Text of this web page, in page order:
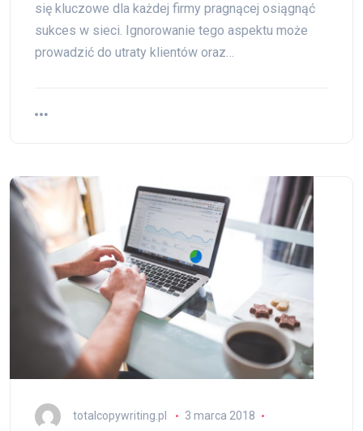
się kluczowe dla każdej firmy pragnącej osiągnąć
sukces w sieci. Ignorowanie tego aspektu może
prowadzić do utraty klientów oraz…
totalcopywriting.pl
3 marca 2018